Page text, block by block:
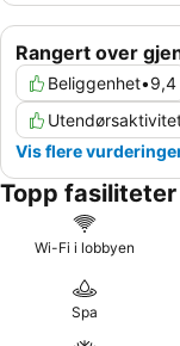
Rangert over
Beliggenhet•9,4
Vis flere
Topp fasiliteter
Wi-Fi i lobbyen
Spa